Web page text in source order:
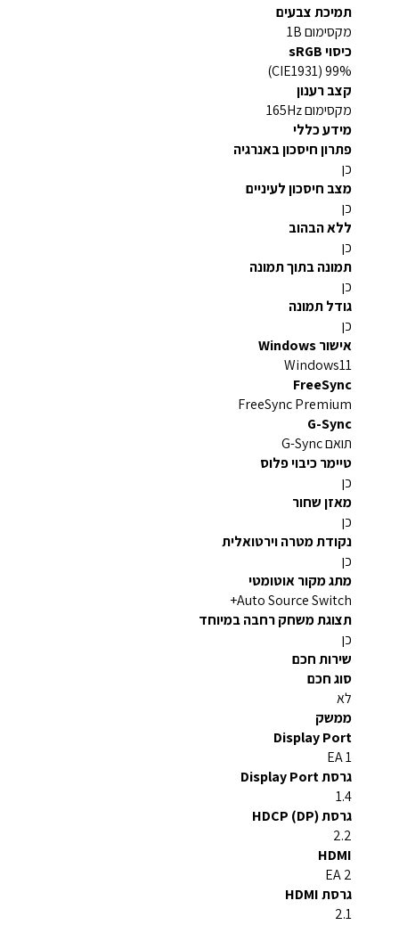
תמיכת צבעים
מקסימום 1B
כיסוי sRGB
99% (CIE1931)
קצב רענון
מקסימום 165Hz
מידע כללי
פתרון חיסכון באנרגיה
כן
מצב חיסכון לעיניים
כן
ללא הבהוב
כן
תמונה בתוך תמונה
כן
גודל תמונה
כן
אישור Windows
Windows11
FreeSync
FreeSync Premium
G-Sync
תואם G-Sync
טיימר כיבוי פלוס
כן
מאזן שחור
כן
נקודת מטרה וירטואלית
כן
מתג מקור אוטומטי
Auto Source Switch+
תצוגת משחק רחבה במיוחד
כן
שירות חכם
סוג חכם
לא
ממשק
Display Port
1 EA
גרסת Display Port
1.4
גרסת HDCP (DP)
2.2
HDMI
2 EA
גרסת HDMI
2.1